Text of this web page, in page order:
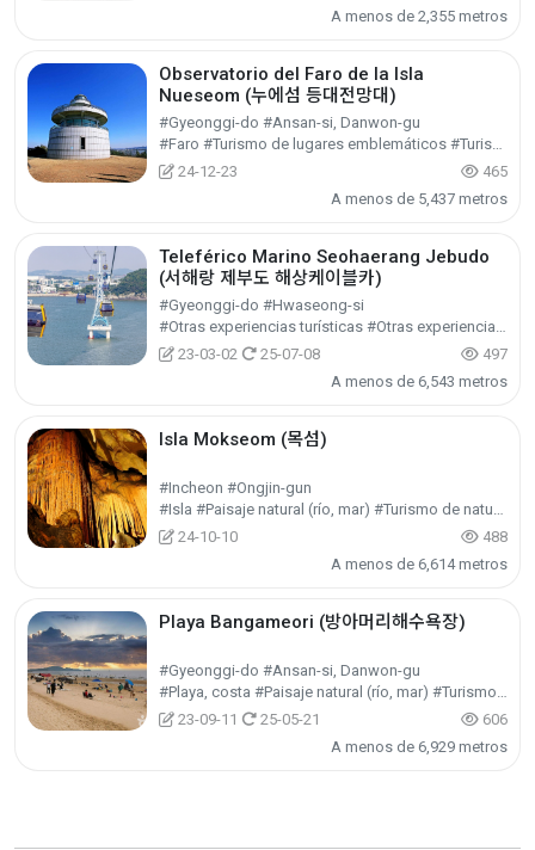
A menos de 2,355 metros
Observatorio del Faro de la Isla
Nueseom (누에섬 등대전망대)
#Gyeonggi-do #Ansan-si, Danwon-gu
#Faro #Turismo de lugares emblemáticos #Turismo cultural
24-12-23
465
A menos de 5,437 metros
Teleférico Marino Seohaerang Jebudo
(서해랑 제부도 해상케이블카)
#Gyeonggi-do #Hwaseong-si
#Otras experiencias turísticas #Otras experiencias #Turismo de experiencias
23-03-02
25-07-08
497
A menos de 6,543 metros
Isla Mokseom (목섬)
#Incheon #Ongjin-gun
#Isla #Paisaje natural (río, mar) #Turismo de naturaleza
24-10-10
488
A menos de 6,614 metros
Playa Bangameori (방아머리해수욕장)
#Gyeonggi-do #Ansan-si, Danwon-gu
#Playa, costa #Paisaje natural (río, mar) #Turismo de naturaleza
23-09-11
25-05-21
606
A menos de 6,929 metros